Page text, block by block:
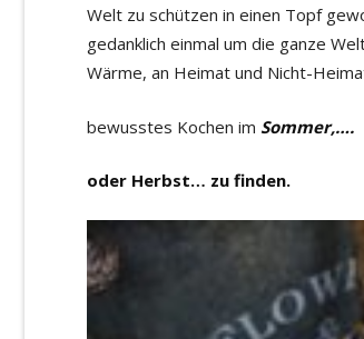
Welt zu schützen in einen Topf
gedanklich einmal um die ganze
Wärme, an Heimat und Nicht-
bewusstes Kochen im Sommer,….
oder Herbst… zu finden.